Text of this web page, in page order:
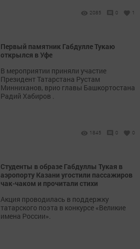
2085 0 1
Первый памятник Габдулле Тукаю
открылся в Уфе
В мероприятии приняли участие
Президент Татарстана Рустам
Минниханов, врио главы Башкортостана
Радий Хабиров .
1845 0 0
Студенты в образе Габдуллы Тукая в
аэропорту Казани угостили пассажиров
чак-чаком и прочитали стихи
Акция проводилась в поддержку
татарского поэта в конкурсе «Великие
имена России».